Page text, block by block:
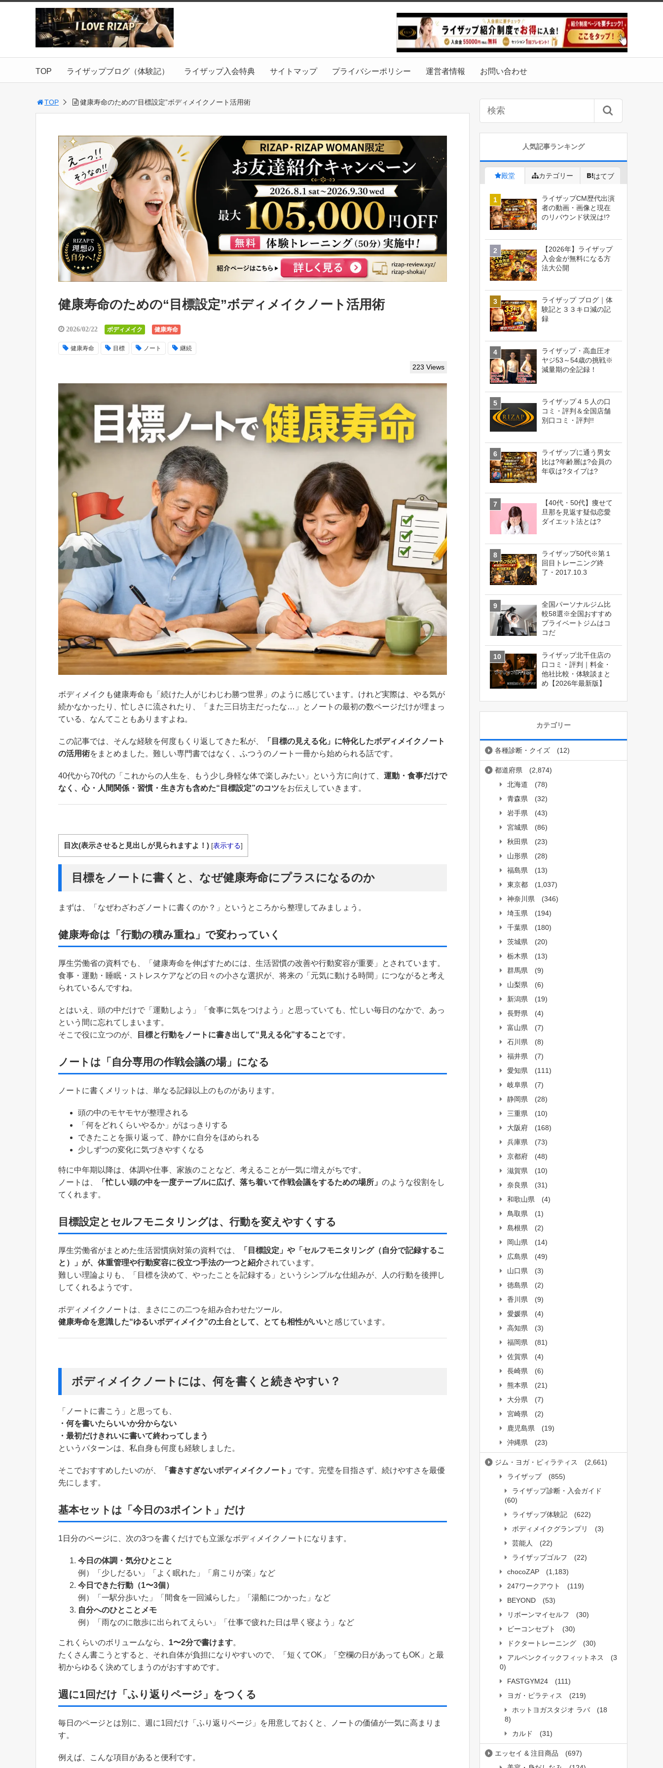
TOP ライザップブログ（体験記） ライザップ入会特典 サイトマップ プライバシーポリシー 運営者情報 お問い合わせ
TOP 健康寿命のための“目標設定”ボディメイクノート活用術
健康寿命のための“目標設定”ボディメイクノート活用術
2026/02/22 ボディメイク 健康寿命
健康寿命 目標 ノート 継続
223 Views
ボディメイクも健康寿命も「続けた人がじわじわ勝つ世界」のように感じています。けれど実際は、やる気が
続かなかったり、忙しさに流されたり、「また三日坊主だったな…」とノートの最初の数ページだけが埋まっ
ている、なんてこともありますよね。
この記事では、そんな経験を何度もくり返してきた私が、
「目標の見える化」に特化したボディメイクノート
の活用術をまとめました。難しい専門書ではなく、ふつうのノート一冊から始められる話です。
40代から70代の「これからの人生を、もう少し身軽な体で楽しみたい」という方に向けて、 運動・食事だけで
なく、心・人間関係・習慣・生き方も含めた“目標設定”のコツをお伝えしていきます。
目次(表示させると見出しが見られますよ！) [表示する]
目標をノートに書くと、なぜ健康寿命にプラスになるのか
まずは、「なぜわざわざノートに書くのか？」というところから整理してみましょう。
健康寿命は「行動の積み重ね」で変わっていく
厚生労働省の資料でも、「健康寿命を伸ばすためには、生活習慣の改善や行動変容が重要」とされています。
食事・運動・睡眠・ストレスケアなどの日々の小さな選択が、将来の「元気に動ける時間」につながると考え
られているんですね。
とはいえ、頭の中だけで「運動しよう」「食事に気をつけよう」と思っていても、忙しい毎日のなかで、あっ
という間に忘れてしまいます。
そこで役に立つのが、
目標と行動をノートに書き出して“見える化”することです。
ノートは「自分専用の作戦会議の場」になる
ノートに書くメリットは、単なる記録以上のものがあります。
頭の中のモヤモヤが整理される
「何をどれくらいやるか」がはっきりする
できたことを振り返って、静かに自分をほめられる
少しずつの変化に気づきやすくなる
特に中年期以降は、体調や仕事、家族のことなど、考えることが一気に増えがちです。
ノートは、
「忙しい頭の中を一度テーブルに広げ、落ち着いて作戦会議をするための場所」 のような役割をし
てくれます。
目標設定とセルフモニタリングは、行動を変えやすくする
厚生労働省がまとめた生活習慣病対策の資料では、
「目標設定」や「セルフモニタリング（自分で記録するこ
と）」が、体重管理や行動変容に役立つ手法の一つと紹介されています。
難しい理論よりも、「目標を決めて、やったことを記録する」というシンプルな仕組みが、人の行動を後押し
してくれるようです。
ボディメイクノートは、まさにこの二つを組み合わせたツール。
健康寿命を意識した“ゆるいボディメイク”の土台として、とても相性がいいと感じています。
ボディメイクノートには、何を書くと続きやすい？
「ノートに書こう」と思っても、
・何を書いたらいいか分からない
・最初だけきれいに書いて終わってしまう
というパターンは、私自身も何度も経験しました。
そこでおすすめしたいのが、 「書きすぎないボディメイクノート」 です。完璧を目指さず、続けやすさを最優
先にします。
基本セットは「今日の3ポイント」だけ
1日分のページに、次の3つを書くだけでも立派なボディメイクノートになります。
今日の体調・気分ひとこと
例）「少しだるい」「よく眠れた」「肩こりが楽」など
今日できた行動（1〜3個）
例）「一駅分歩いた」「間食を一回減らした」「湯船につかった」など
自分へのひとことメモ
例）「雨なのに散歩に出られてえらい」「仕事で疲れた日は早く寝よう」など
これくらいのボリュームなら、 1〜2分で書けます。
たくさん書こうとすると、それ自体が負担になりやすいので、「短くてOK」「空欄の日があってもOK」と最
初からゆるく決めてしまうのがおすすめです。
週に1回だけ「ふり返りページ」をつくる
毎日のページとは別に、週に1回だけ「ふり返りページ」を用意しておくと、ノートの価値が一気に高まりま
す。
例えば、こんな項目があると便利です。
人気記事ランキング
殿堂 カテゴリー はてブ
ライザップCM歴代出演
者の動画・画像と現在
のリバウンド状況は!?
【2026年】ライザップ
入会金が無料になる方
法大公開
ライザップ ブログ｜体
験記と３３キロ減の記
録
ライザップ・高血圧オ
ヤジ53～54歳の挑戦※
減量期の全記録！
ライザップ４５人の口
コミ・評判＆全国店舗
別口コミ・評判!!
ライザップに通う男女
比は?年齢層は?会員の
年収は?タイプは?
【40代・50代】痩せて
旦那を見返す疑似恋愛
ダイエット法とは?
ライザップ50代※第１
回目トレーニング終
了・2017.10.3
全国パーソナルジム比
較58選※全国おすすめ
プライベートジムはコ
コだ
ライザップ北千住店の
口コミ・評判｜料金・
他社比較・体験談まと
め【2026年最新版】
カテゴリー
各種診断・クイズ (12)
都道府県
(2,874)
北海道
(78)
青森県
(32)
岩手県
(43)
宮城県
(86)
秋田県
(23)
山形県
(28)
福島県
(13)
東京都
(1,037)
神奈川県
(346)
埼玉県
(194)
千葉県
(180)
茨城県
(20)
栃木県
(13)
群馬県
(9)
山梨県
(6)
新潟県
(19)
長野県
(4)
富山県
(7)
石川県
(8)
福井県
(7)
愛知県
(111)
岐阜県
(7)
静岡県
(28)
三重県
(10)
大阪府
(168)
兵庫県
(73)
京都府
(48)
滋賀県
(10)
奈良県
(31)
和歌山県
(4)
鳥取県
(1)
島根県
(2)
岡山県
(14)
広島県
(49)
山口県
(3)
徳島県
(2)
香川県
(9)
愛媛県
(4)
高知県
(3)
福岡県
(81)
佐賀県
(4)
長崎県
(6)
熊本県
(21)
大分県
(7)
宮崎県
(2)
鹿児島県
(19)
沖縄県
(23)
ジム・ヨガ・ピィラティス
(2,661)
ライザップ
(855)
ライザップ診断・入会ガイド
(60)
ライザップ体験記
(622)
ボディメイクグランプリ
(3)
芸能人
(22)
ライザップゴルフ
(22)
chocoZAP
(1,183)
247ワークアウト
(119)
BEYOND
(53)
リボーンマイセルフ
(30)
ビーコンセプト
(30)
ドクタートレーニング
(30)
アルペンクイックフィットネス
(3
0)
FASTGYM24
(111)
ヨガ・ピラティス
(219)
ホットヨガスタジオ ラバ
(18
8)
カルド
(31)
エッセイ & 注目商品
(697)